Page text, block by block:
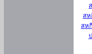
สห
สห